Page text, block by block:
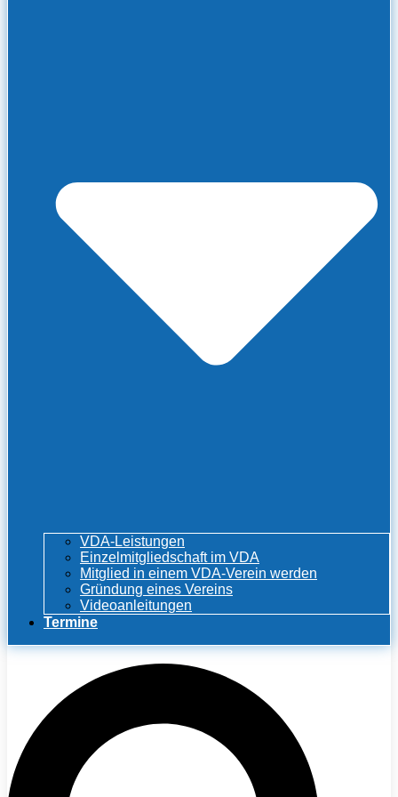
VDA-Leistungen
Einzelmitgliedschaft im VDA
Mitglied in einem VDA-Verein werden
Gründung eines Vereins
Videoanleitungen
Termine